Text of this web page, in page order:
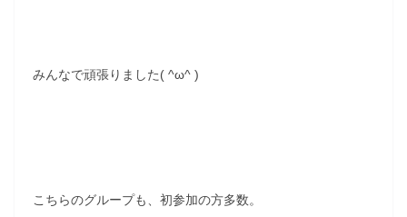
みんなで頑張りました( ^ω^ )
こちらのグループも、初参加の方多数。